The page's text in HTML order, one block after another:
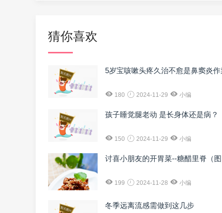
猜你喜欢
5岁宝咳嗽头疼久治不愈是鼻窦炎作
180 2024-11-29 小编
孩子睡觉腿老动 是长身体还是病？
150 2024-11-29 小编
讨喜小朋友的开胃菜--糖醋里脊（
199 2024-11-28 小编
冬季远离流感需做到这几步